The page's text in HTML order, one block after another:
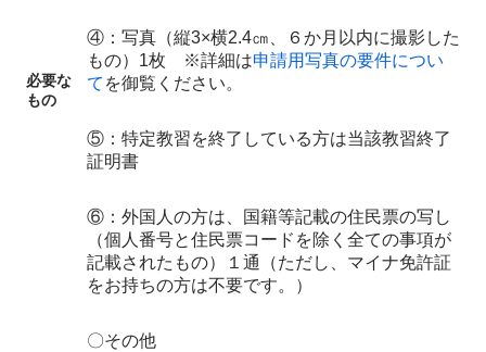
必要な
もの
④：写真（縦3×横2.4㎝、６か月以内に撮影した
もの）1枚 ※詳細は申請用写真の要件につい
て を御覧ください。
⑤：特定教習を終了している方は当該教習終了
証明書
⑥：外国人の方は、国籍等記載の住民票の写し
（個人番号と住民票コードを除く全ての事項が
記載されたもの）１通（ただし、マイナ免許証
をお持ちの方は不要です。）
〇その他